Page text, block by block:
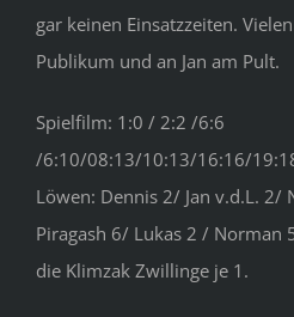
gar keinen Einsatzzeiten.
Publikum und an Jan am Pult.
Spielfilm: 1:0 / 2:2 /6:6
/6:10/08:13/10:13/16:16/
Löwen: Dennis 2/ Jan v.d.L. 2/
Piragash 6/ Lukas 2 / Norman
die Klimzak Zwillinge je 1.